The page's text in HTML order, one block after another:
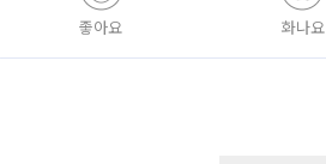
좋아요 화나요